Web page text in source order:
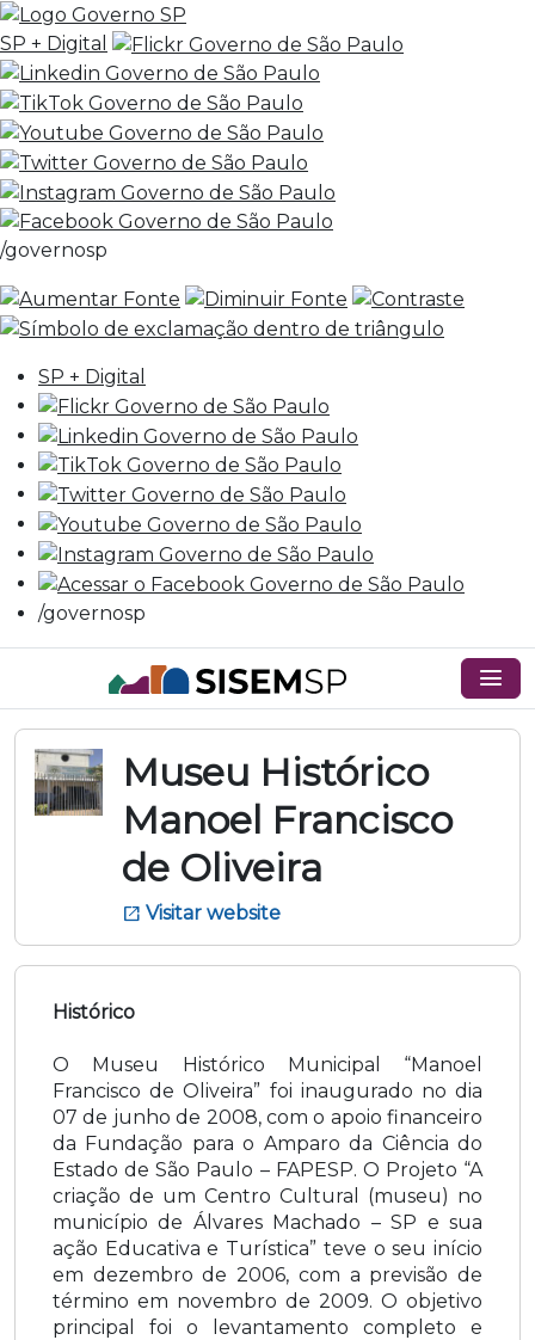
SP + Digital
/governosp
SP + Digital
/governosp
menu
Museu Histórico
Manoel Francisco
de Oliveira
open_in_new Visitar website
Histórico
O Museu Histórico Municipal “Manoel
Francisco de Oliveira” foi inaugurado no dia
07 de junho de 2008, com o apoio financeiro
da Fundação para o Amparo da Ciência do
Estado de São Paulo – FAPESP. O Projeto “A
criação de um Centro Cultural (museu) no
município de Álvares Machado – SP e sua
ação Educativa e Turística” teve o seu início
em dezembro de 2006, com a previsão de
término em novembro de 2009. O objetivo
principal foi o levantamento completo e